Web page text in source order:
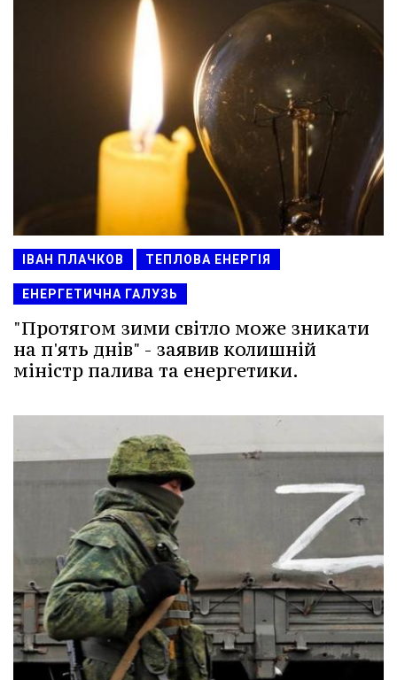
ІВАН ПЛАЧКОВ ТЕПЛОВА ЕНЕРГІЯ
ЕНЕРГЕТИЧНА ГАЛУЗЬ
"Протягом зими світло може зникати
на п'ять днів" - заявив колишній
міністр палива та енергетики.